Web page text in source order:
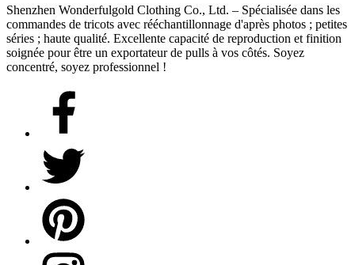
Shenzhen Wonderfulgold Clothing Co., Ltd. – Spécialisée dans les
commandes de tricots avec rééchantillonnage d'après photos ; petites
séries ; haute qualité. Excellente capacité de reproduction et finition
soignée pour être un exportateur de pulls à vos côtés. Soyez
concentré, soyez professionnel !